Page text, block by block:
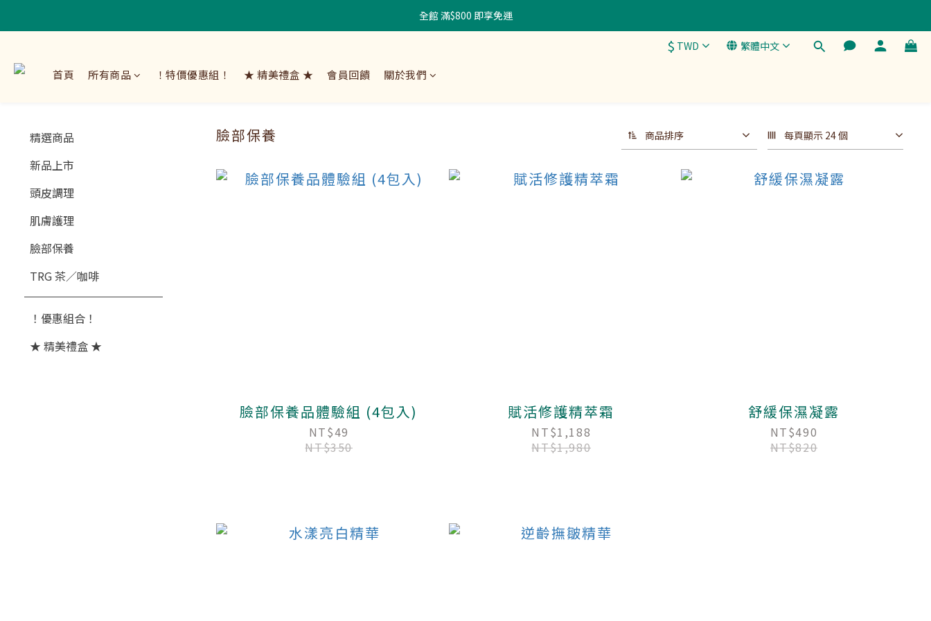
全館 滿$800 即享免運
$ TWD 繁體中文
首頁 所有商品 ！特價優惠組！ ★ 精美禮盒 ★ 會員回饋 關於我們
精選商品
新品上市
頭皮調理
肌膚護理
臉部保養
TRG 茶／咖啡
！優惠組合！
★ 精美禮盒 ★
臉部保養 商品排序 每頁顯示 24 個
臉部保養品體驗組 (4包入)
NT$49
NT$350
賦活修護精萃霜
NT$1,188
NT$1,980
舒緩保濕凝露
NT$490
NT$820